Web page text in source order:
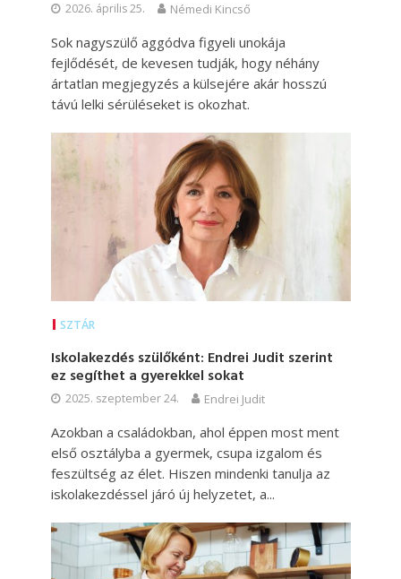
2026. április 25. Némedi Kincső
Sok nagyszülő aggódva figyeli unokája
fejlődését, de kevesen tudják, hogy néhány
ártatlan megjegyzés a külsejére akár hosszú
távú lelki sérüléseket is okozhat.
SZTÁR
Iskolakezdés szülőként: Endrei Judit szerint
ez segíthet a gyerekkel sokat
2025. szeptember 24. Endrei Judit
Azokban a családokban, ahol éppen most ment
első osztályba a gyermek, csupa izgalom és
feszültség az élet. Hiszen mindenki tanulja az
iskolakezdéssel járó új helyzetet, a...